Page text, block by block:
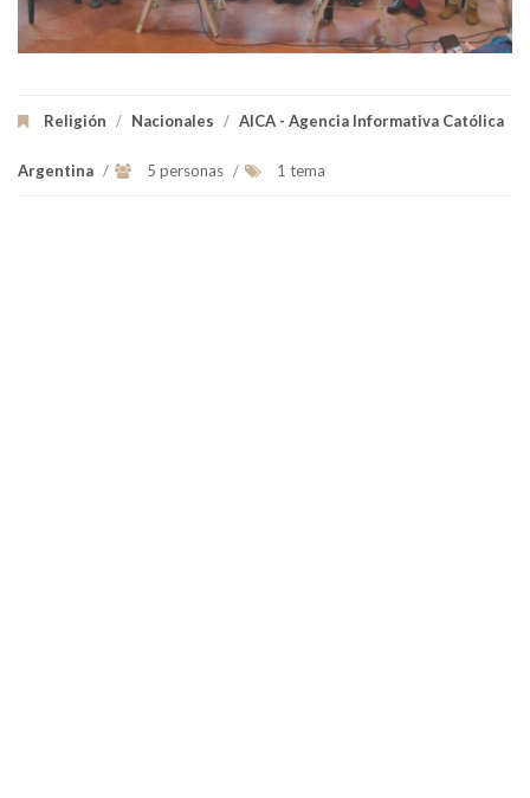
Religión / Nacionales / AICA - Agencia Informativa Católica
Argentina / 5 personas / 1 tema